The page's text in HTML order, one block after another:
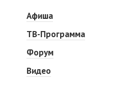
Афиша
ТВ-Программа
Форум
Видео